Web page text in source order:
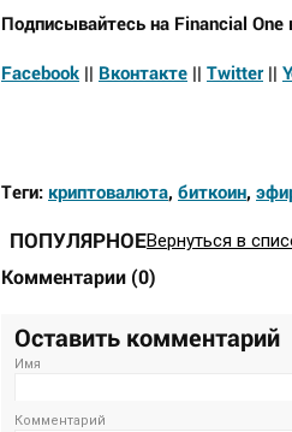
Подписывайтесь на Financial One
Facebook || Вконтакте || Twitter||
Теги: криптовалюта, биткоин,
ПОПУЛЯРНОЕВернуться в
Комментарии (0)
Оставить комментарий
Имя
Комментарий